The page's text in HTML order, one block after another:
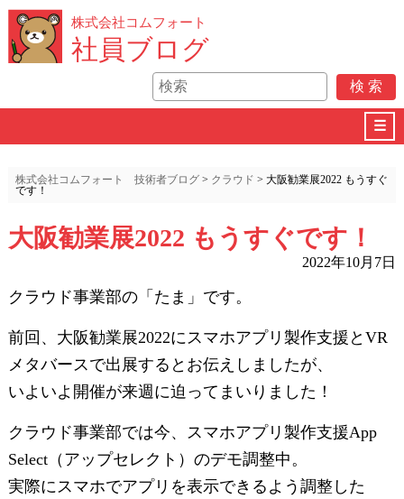
株式会社コムフォート
社員ブログ
☰
株式会社コムフォート 技術者ブログ> クラウド > 大阪勧業展2022 もうすぐ
です！
大阪勧業展2022 もうすぐです！
2022年10月7日
クラウド事業部の「たま」です。
前回、大阪勧業展2022にスマホアプリ製作支援とVR
メタバースで出展するとお伝えしましたが、
いよいよ開催が来週に迫ってまいりました！
クラウド事業部では今、スマホアプリ製作支援App
Select（アップセレクト）のデモ調整中。
実際にスマホでアプリを表示できるよう調整した